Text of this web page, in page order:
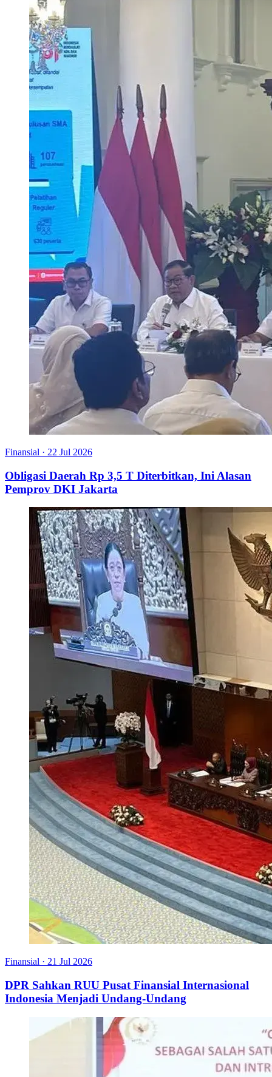
Finansial · 22 Jul 2026
Obligasi Daerah Rp 3,5 T Diterbitkan, Ini Alasan
Pemprov DKI Jakarta
Finansial · 21 Jul 2026
DPR Sahkan RUU Pusat Finansial Internasional
Indonesia Menjadi Undang-Undang